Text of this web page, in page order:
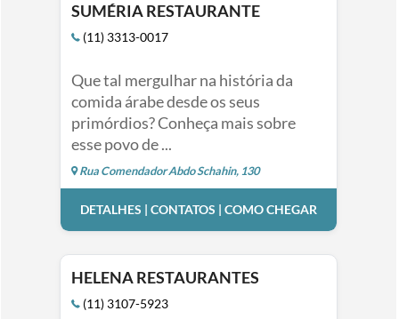
SUMÉRIA RESTAURANTE
(11) 3313-0017
Que tal mergulhar na história da
comida árabe desde os seus
primórdios? Conheça mais sobre
esse povo de ...
Rua Comendador Abdo Schahin, 130
DETALHES | CONTATOS | COMO CHEGAR
HELENA RESTAURANTES
(11) 3107-5923